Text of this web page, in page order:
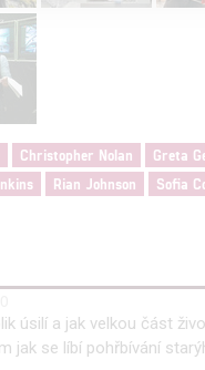
Christopher Nolan Greta
Rian Johnson Sofia
úsilí a jak velkou část
jak se líbí pohřbívání
obsah,
s účely a
bezpečnosti,
a zobrazování reklamy